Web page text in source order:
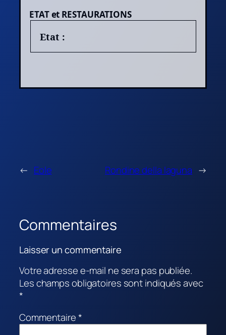
ETAT et RESTAURATIONS
Etat :
← Eole Rondine della laguna →
Commentaires
Laisser un commentaire
Votre adresse e-mail ne sera pas publiée.
Les champs obligatoires sont indiqués avec
*
Commentaire*